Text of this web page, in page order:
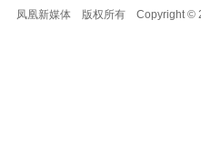
凤凰新媒体
版权所有 Copyright ©